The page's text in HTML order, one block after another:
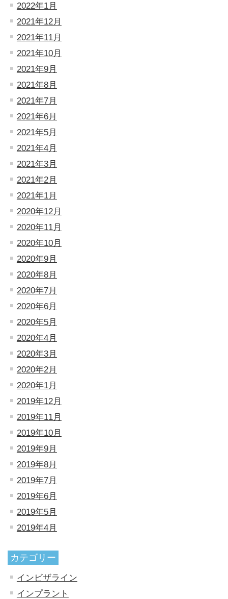
2022年1月
2021年12月
2021年11月
2021年10月
2021年9月
2021年8月
2021年7月
2021年6月
2021年5月
2021年4月
2021年3月
2021年2月
2021年1月
2020年12月
2020年11月
2020年10月
2020年9月
2020年8月
2020年7月
2020年6月
2020年5月
2020年4月
2020年3月
2020年2月
2020年1月
2019年12月
2019年11月
2019年10月
2019年9月
2019年8月
2019年7月
2019年6月
2019年5月
2019年4月
カテゴリー
インビザライン
インプラント